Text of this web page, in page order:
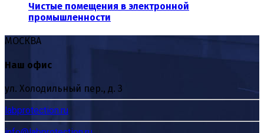
Чистые помещения в электронной
промышленности
МОСКВА
Наш офис
ул. Холодильный пер., д. 3
labprotection.ru